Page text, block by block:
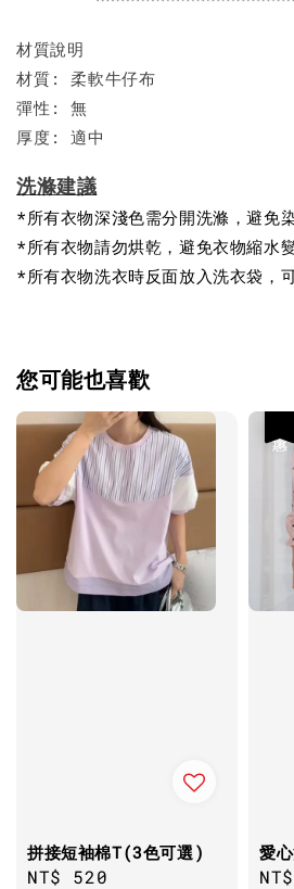
材質說明
材質: 柔軟牛仔布
彈性: 無
厚度: 適中
洗滌建議
*所有衣物深淺色需分開洗滌，避免染
*所有衣物請勿烘乾，避免衣物縮水變
*所有衣物洗衣時反面放入洗衣袋，
您可能也喜歡
拼接短袖棉T(3色可選)
Regular
NT$ 520
愛